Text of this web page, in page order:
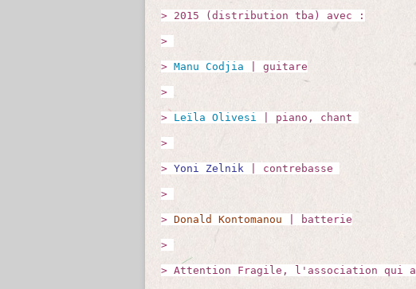
> 2015 (distribution tba) avec :
>
> Manu Codjia | guitare
>
> Leïla Olivesi | piano, chant
>
> Yoni Zelnik | contrebasse
>
> Donald Kontomanou | batterie
>
> Attention Fragile, l'association qui a